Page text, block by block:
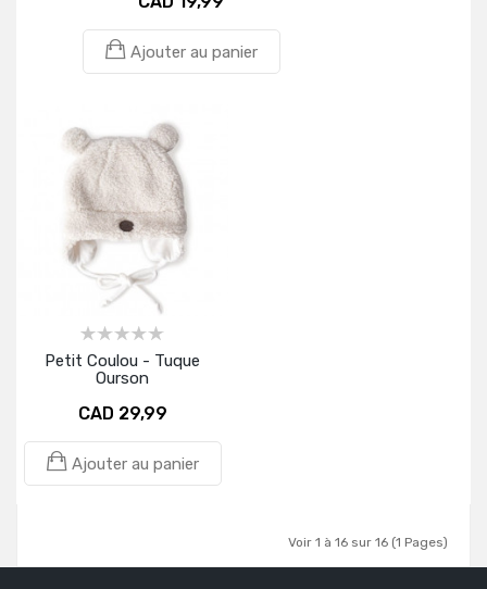
Ajouter au panier
Petit Coulou - Tuque
Ourson
CAD 29,99
Ajouter au panier
Voir 1 à 16 sur 16 (1 Pages)